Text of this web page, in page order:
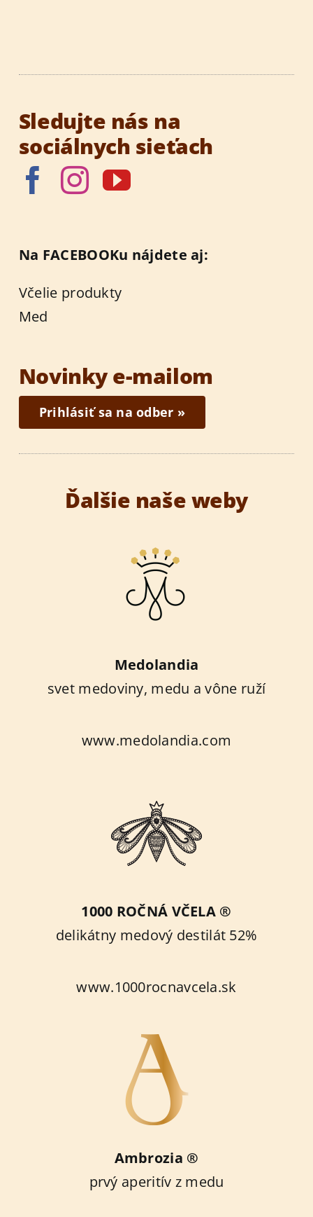
Sledujte nás na
sociálnych sieťach
Na FACEBOOKu nájdete aj:
Včelie produkty
Med
Novinky e-mailom
Prihlásiť sa na odber »
Ďalšie naše weby
Medolandia
svet medoviny, medu a vône ruží
www.medolandia.com
1000 ROČNÁ VČELA ®
delikátny medový destilát 52%
www.1000rocnavcela.sk
Ambrozia ®
prvý aperitív z medu